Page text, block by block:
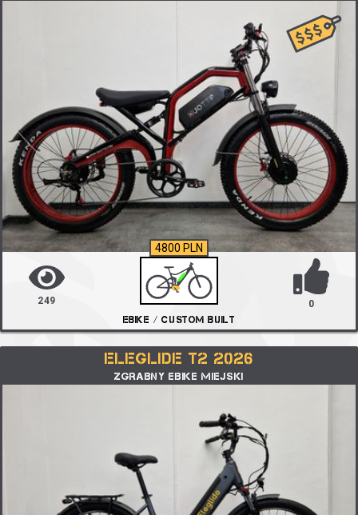
249
EBIKE / CUSTOM BUILT
0
4800 PLN
ELEGLIDE T2 2026
ZGRABNY EBIKE MIEJSKI